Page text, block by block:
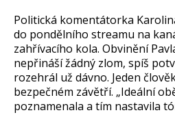
Politická komentátorka
do pondělního streamu na
zahřívacího kola. Obvinění
nepřináší žádný zlom, spíš
rozehrál už dávno. Jeden
bezpečném závětří. „Ideální
poznamenala a tím nastavila